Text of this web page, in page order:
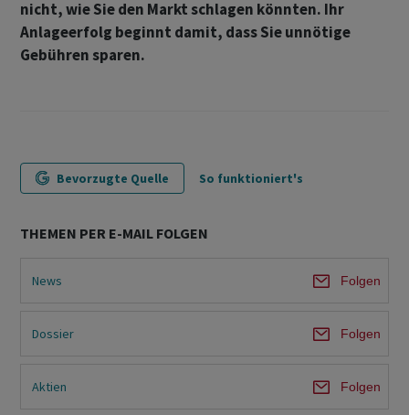
nicht, wie Sie den Markt schlagen könnten. Ihr
Anlageerfolg beginnt damit, dass Sie unnötige
Gebühren sparen.
Bevorzugte Quelle So funktioniert's
THEMEN PER E-MAIL FOLGEN
News Folgen
Dossier Folgen
Aktien Folgen